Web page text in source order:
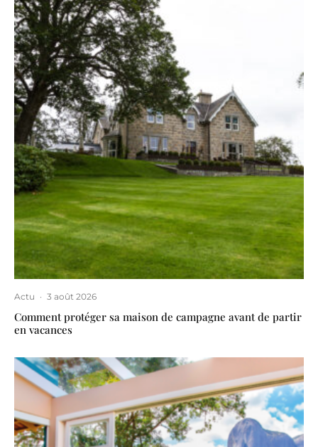
Actu · 3 août 2026
Comment protéger sa maison de campagne avant de partir
en vacances